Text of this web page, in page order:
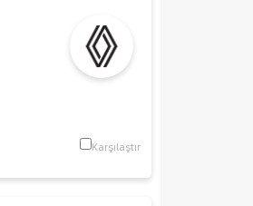
Karşılaştır